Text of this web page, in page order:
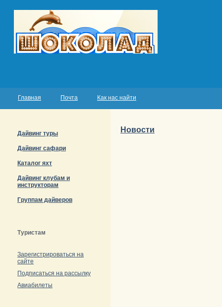
Главная Почта Как нас найти
Дайвинг туры
Дайвинг сафари
Каталог яхт
Дайвинг клубам и
инструкторам
Группам дайверов
Туристам
Зарегистрироваться на
сайте
Подписаться на рассылку
Авиабилеты
Новости